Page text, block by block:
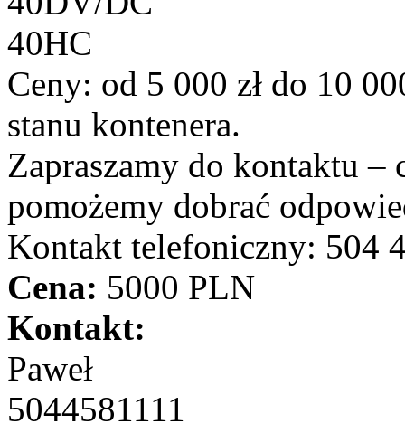
40HC
Ceny: od 5 000 zł do 10
stanu kontenera.
Zapraszamy do kontaktu
pomożemy dobrać
Kontakt telefoniczny: 504
Cena: 5000 PLN
Kontakt:
Paweł
5044581111